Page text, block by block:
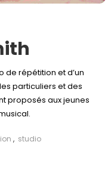
de répétition et d’un
particuliers et des
proposés aux jeunes
, studio